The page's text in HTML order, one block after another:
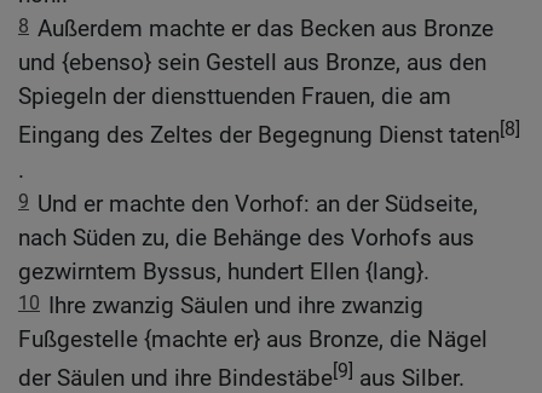
8 Außerdem machte er das Becken aus Bronze
und {ebenso} sein Gestell aus Bronze, aus den
Spiegeln der diensttuenden Frauen, die am
Eingang des Zeltes der Begegnung Dienst taten[8]
.
9 Und er machte den Vorhof: an der Südseite,
nach Süden zu, die Behänge des Vorhofs aus
gezwirntem Byssus, hundert Ellen {lang}.
10 Ihre zwanzig Säulen und ihre zwanzig
Fußgestelle {machte er} aus Bronze, die Nägel
der Säulen und ihre Bindestäbe[9] aus Silber.